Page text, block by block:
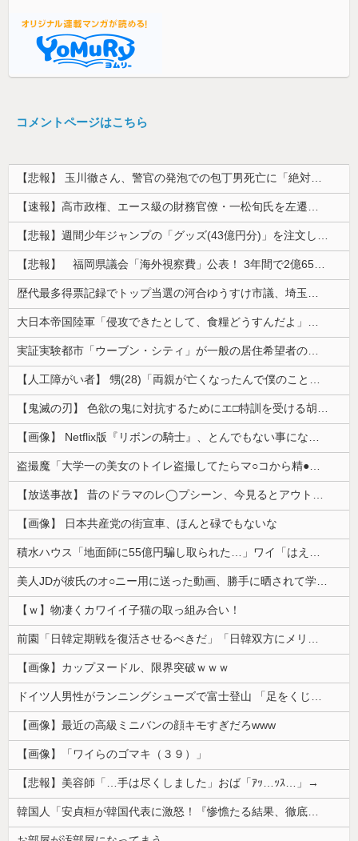
コメントページはこちら
【悲報】 玉川徹さん、警官の発泡での包丁男死亡に「絶対に死刑にならない罪なのに警察が死刑にした！」 → 元警官のマジレスがコチラ → ………
【速報】高市政権、エース級の財務官僚・一松旬氏を左遷「彼は協力的でなかった」財務省の言いなりではないことが判明
【悲報】週間少年ジャンプの「グッズ(43億円分)」を注文し全てキャンセルした女逮捕ｗｗｗｗｗｗｗｗ
【悲報】 福岡県議会「海外視察費」公表！ 3年間で2億6500万円ｗｗｗｗｗｗｗｗｗ
歴代最多得票記録でトップ当選の河合ゆうすけ市議、埼玉知事選（来年８月）に立候補表明！「埼玉県の外国人問題を解決するには、知事選で保守の政治家が立...
大日本帝国陸軍「侵攻できたとして、食糧どうすんだよ」大本営「現地調達」陸軍「え？」
実証実験都市「ウーブン・シティ」が一般の居住希望者の募集開始 すでにトヨタ関係者が居住
【人工障がい者】 甥(28)「両親が亡くなったんで僕のこと引き取ってほしいんですけど！」なんでいい年したヒキニートを引き取らなきゃいけないんだ...
【鬼滅の刃】 色欲の鬼に対抗するためにエ□特訓を受ける胡蝶しのぶ…！クールなしのぶが快楽に抗えず翻弄されちゃう…
【画像】 Netflix版『リボンの騎士』、とんでもない事になるｗｗｗｗｗ
盗撮魔「大学一の美女のトイレ盗撮してたらマ○コから精●出てきたんだが…」（動画あり）
【放送事故】 昔のドラマのレ◯プシーン、今見るとアウトすぎる・・・
【画像】 日本共産党の街宣車、ほんと碌でもないな
積水ハウス「地面師に55億円騙し取られた…」ワイ「はえーかわいそう…会社滅茶苦茶やろなぁ」
美人JDが彼氏のオ○ニー用に送った動画、勝手に晒されて学校中の”共有オカズ” にされる
【ｗ】物凄くカワイイ子猫の取っ組み合い！
前園「日韓定期戦を復活させるべきだ」「日韓双方にメリットがある」……日本へのメリットがなにもないんですが、それは
【画像】カップヌードル、限界突破ｗｗｗ
ドイツ人男性がランニングシューズで富士登山 「足をくじいて動けない」
【画像】最近の高級ミニバンの顔キモすぎだろwww
【画像】「ワイらのゴマキ（３９）」
【悲報】美容師「…手は尽くしました」おば「ｱｯ…ｯｽ…」→
韓国人「安貞桓が韓国代表に激怒！『惨憺たる結果、徹底的な刷新が必要だ』と監督や協会を痛烈批判」